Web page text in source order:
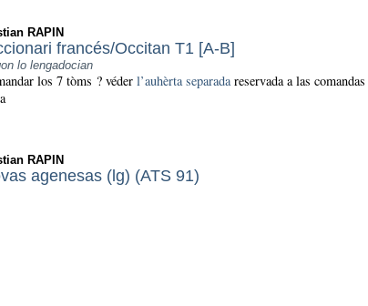
RAPIN
francés/Occitan T1 [A-B]
lo lengadocian
los 7 tòms ? véder l’auhèrta separadareservada a las comandas
RAPIN
agenesas (lg) (ATS 91)